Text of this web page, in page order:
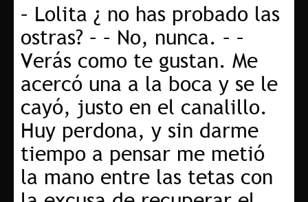
– Lolita ¿ no has probado las
ostras? – – No, nunca. – –
Verás como te gustan. Me
acercó una a la boca y se le
cayó, justo en el canalillo.
Huy perdona, y sin darme
tiempo a pensar me metió
la mano entre las tetas con